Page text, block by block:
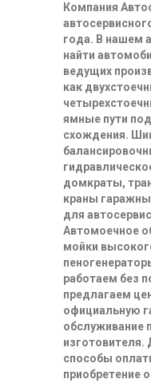
Компания
года. В нашем
найти
ведущих
как
ямные пути
схождения.
домкраты,
краны
для
Автомоечное
мойки
работаем без
предлагаем
официальную
обслуживание
способы
приобретение